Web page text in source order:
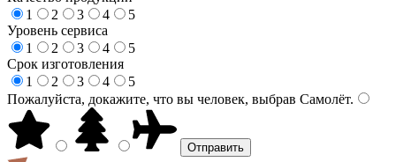
1
2 3 4
5
Уровень сервиса
1
2 3 4
5
Срок изготовления
1
2 3 4
5
Пожалуйста, докажите, что вы человек, выбрав Самолёт.